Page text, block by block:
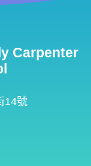
Carpenter
14號